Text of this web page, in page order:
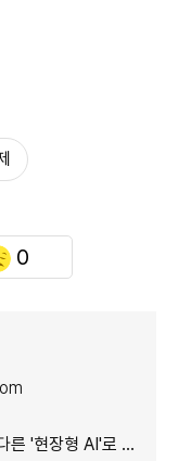
0
장형 AI'로 승부"